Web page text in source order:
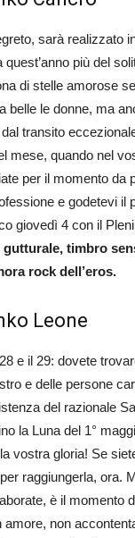
sarà realizzato
più del
di stelle amorose
belle le donne, ma
transito
mese, quando nel
per il momento da
e godetevi il
giovedì 4 con il
gutturale, timbro
rock dell’eros.
Leone
e il 29: dovete
e delle persone
del razionale
la Luna del 1°
vostra gloria! Se
raggiungerla, ora.
è il momento
amore, non